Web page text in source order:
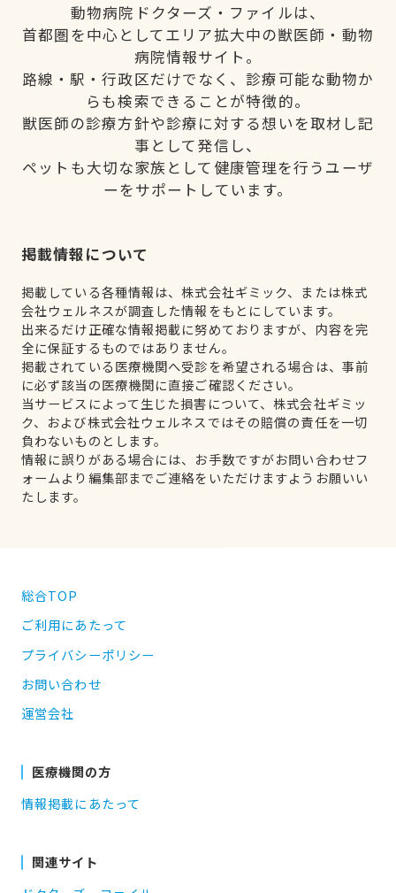
動物病院ドクターズ・ファイルは、
首都圏を中心としてエリア拡大中の獣医師・動物
病院情報サイト。
路線・駅・行政区だけでなく、診療可能な動物か
らも検索できることが特徴的。
獣医師の診療方針や診療に対する想いを取材し記
事として発信し、
ペットも大切な家族として健康管理を行うユーザ
ーをサポートしています。
掲載情報について
掲載している各種情報は、株式会社ギミック、または株式
会社ウェルネスが調査した情報をもとにしています。
出来るだけ正確な情報掲載に努めておりますが、内容を完
全に保証するものではありません。
掲載されている医療機関へ受診を希望される場合は、事前
に必ず該当の医療機関に直接ご確認ください。
当サービスによって生じた損害について、株式会社ギミッ
ク、および株式会社ウェルネスではその賠償の責任を一切
負わないものとします。
情報に誤りがある場合には、お手数ですがお問い合わせフ
ォームより編集部までご連絡をいただけますようお願いい
たします。
総合TOP
ご利用にあたって
プライバシーポリシー
お問い合わせ
運営会社
医療機関の方
情報掲載にあたって
関連サイト